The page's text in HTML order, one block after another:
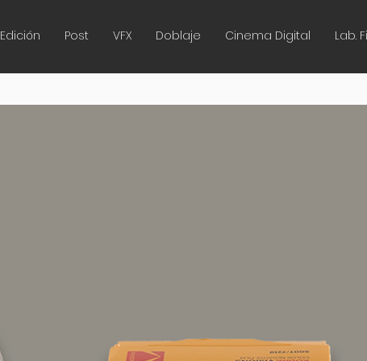
Edición Post VFX Doblaje Cinema Digital Lab.